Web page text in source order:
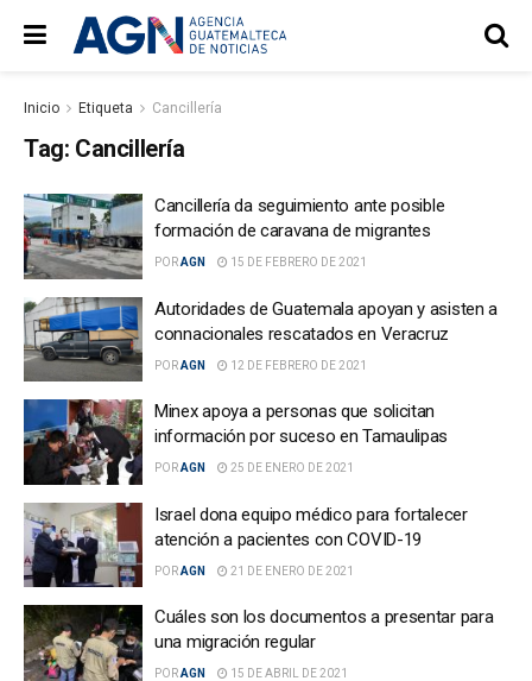
Inicio Etiqueta Cancillería
Tag: Cancillería
Cancillería da seguimiento ante posible
formación de caravana de migrantes
PORAGN 15 DE FEBRERO DE 2021
Autoridades de Guatemala apoyan y asisten a
connacionales rescatados en Veracruz
PORAGN 12 DE FEBRERO DE 2021
Minex apoya a personas que solicitan
información por suceso en Tamaulipas
PORAGN 25 DE ENERO DE 2021
Israel dona equipo médico para fortalecer
atención a pacientes con COVID-19
PORAGN 21 DE ENERO DE 2021
Cuáles son los documentos a presentar para
una migración regular
PORAGN 15 DE ABRIL DE 2021